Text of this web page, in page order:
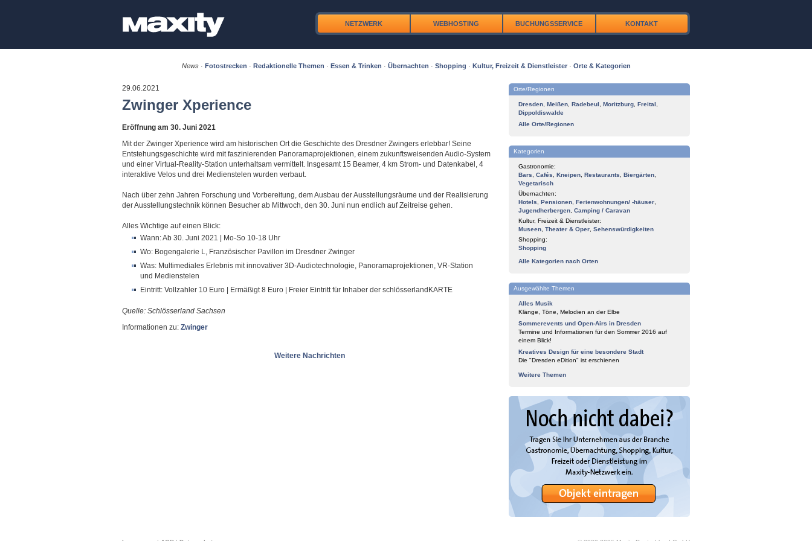
NETZWERK WEBHOSTING BUCHUNGSSERVICE KONTAKT
News· Fotostrecken · Redaktionelle Themen · Essen & Trinken · Übernachten · Shopping · Kultur, Freizeit & Dienstleister· Orte & Kategorien
29.06.2021
Zwinger Xperience
Eröffnung am 30. Juni 2021
Mit der Zwinger Xperience wird am historischen Ort die Geschichte des Dresdner Zwingers erlebbar! Seine
Entstehungsgeschichte wird mit faszinierenden Panoramaprojektionen, einem zukunftsweisenden Audio-System
und einer Virtual-Reality-Station unterhaltsam vermittelt. Insgesamt 15 Beamer, 4 km Strom- und Datenkabel, 4
interaktive Velos und drei Medienstelen wurden verbaut.
Nach über zehn Jahren Forschung und Vorbereitung, dem Ausbau der Ausstellungsräume und der Realisierung
der Ausstellungstechnik können Besucher ab Mittwoch, den 30. Juni nun endlich auf Zeitreise gehen.
Alles Wichtige auf einen Blick:
Wann: Ab 30. Juni 2021 | Mo-So 10-18 Uhr
Wo: Bogengalerie L, Französischer Pavillon im Dresdner Zwinger
Was: Multimediales Erlebnis mit innovativer 3D-Audiotechnologie, Panoramaprojektionen, VR-Station
und Medienstelen
Eintritt: Vollzahler 10 Euro | Ermäßigt 8 Euro | Freier Eintritt für Inhaber der schlösserlandKARTE
Quelle: Schlösserland Sachsen
Informationen zu: Zwinger
Weitere Nachrichten
Orte/Regionen
Dresden Meißen Radebeul Moritzburg Freital
Dippoldiswalde
Alle Orte/Regionen
Kategorien
Gastronomie:
Bars
Cafés Kneipen Restaurants Biergärten
Vegetarisch
Übernachten:
Hotels
Pensionen Ferienwohnungen/ -häuser
Jugendherbergen Camping / Caravan
Kultur, Freizeit & Dienstleister:
Museen Theater & Oper Sehenswürdigkeiten
Shopping:
Shopping
Alle Kategorien nach Orten
Ausgewählte Themen
Alles Musik
Klänge, Töne, Melodien an der Elbe
Sommerevents und Open-Airs in Dresden
Termine und Informationen für den Sommer 2016 auf
einem Blick!
Kreatives Design für eine besondere Stadt
Die "Dresden eDition" ist erschienen
Weitere Themen